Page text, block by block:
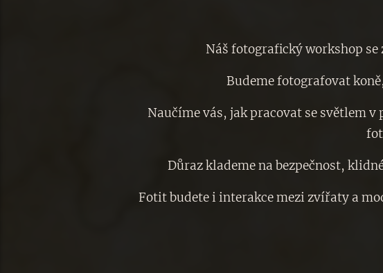
Náš fotografický workshop
Budeme fotografovat
Naučíme vás, jak pracovat se světlem
Důraz klademe na bezpečnost,
Fotit budete i interakce mezi zvířaty a